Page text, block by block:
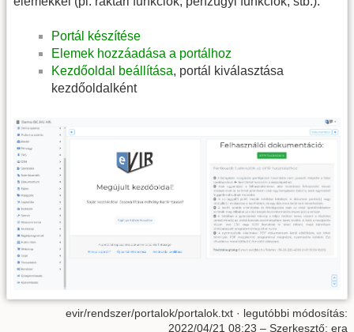
Portál készítése
Elemek hozzáadása a portálhoz
Kezdőoldal beállítása, portál kiválasztása
kezdőoldalként
evir/rendszer/portalok/portalok.txt · legutóbbi módosítás:
2022/04/21 08:23 – Szerkesztő: era